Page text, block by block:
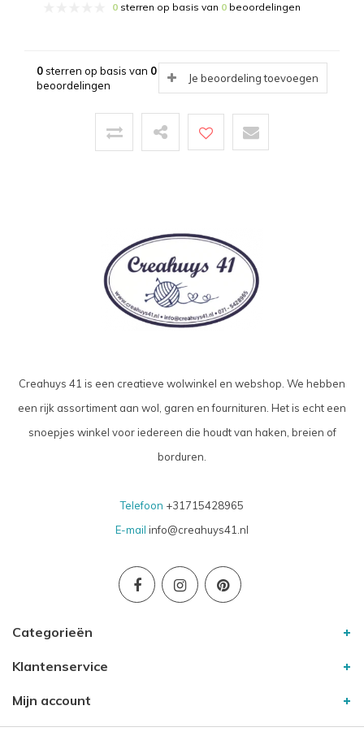
0 sterren op basis van 0 beoordelingen
0sterren op basis van 0
beoordelingen
Je beoordeling toevoegen
Creahuys 41 is een creatieve wolwinkel en webshop. We hebben
een rijk assortiment aan wol, garen en fournituren. Het is echt een
snoepjes winkel voor iedereen die houdt van haken, breien of
borduren.
Telefoon +31715428965
E-mail info@creahuys41.nl
Categorieën
Klantenservice
Mijn account